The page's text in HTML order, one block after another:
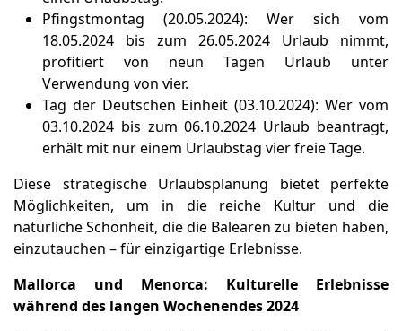
Pfingstmontag (20.05.2024): Wer sich vom
18.05.2024 bis zum 26.05.2024 Urlaub nimmt,
profitiert von neun Tagen Urlaub unter
Verwendung von vier.
Tag der Deutschen Einheit (03.10.2024): Wer vom
03.10.2024 bis zum 06.10.2024 Urlaub beantragt,
erhält mit nur einem Urlaubstag vier freie Tage.
Diese strategische Urlaubsplanung bietet perfekte
Möglichkeiten, um in die reiche Kultur und die
natürliche Schönheit, die die Balearen zu bieten haben,
einzutauchen – für einzigartige Erlebnisse.
Mallorca und Menorca: Kulturelle Erlebnisse
während des langen Wochenendes 2024